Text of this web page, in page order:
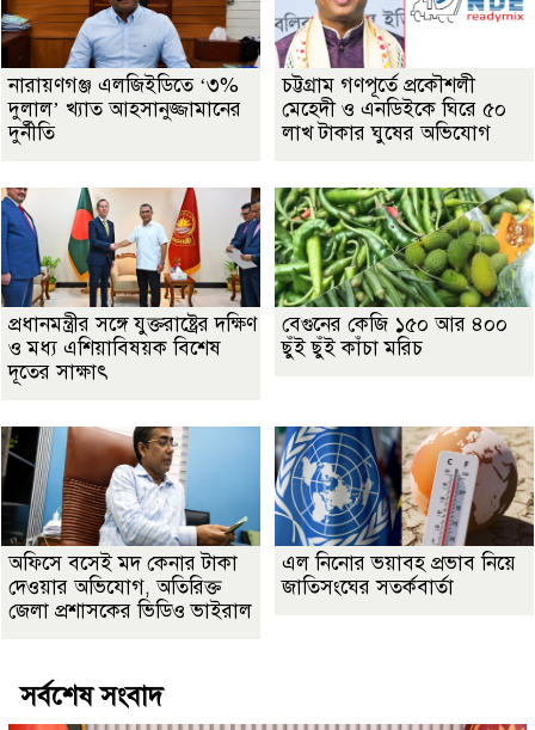
নারায়ণগঞ্জ এলজিইডিতে ‘৩%
দুলাল’ খ্যাত আহসানুজ্জামানের
দুর্নীতি
চট্টগ্রাম গণপূর্তে প্রকৌশলী
মেহেদী ও এনডিইকে ঘিরে ৫০
লাখ টাকার ঘুষের অভিযোগ
প্রধানমন্ত্রীর সঙ্গে যুক্তরাষ্ট্রের দক্ষিণ
ও মধ্য এশিয়াবিষয়ক বিশেষ
দূতের সাক্ষাৎ
বেগুনের কেজি ১৫০ আর ৪০০
ছুঁই ছুঁই কাঁচা মরিচ
অফিসে বসেই মদ কেনার টাকা
দেওয়ার অভিযোগ, অতিরিক্ত
জেলা প্রশাসকের ভিডিও ভাইরাল
এল নিনোর ভয়াবহ প্রভাব নিয়ে
জাতিসংঘের সতর্কবার্তা
সর্বশেষ সংবাদ